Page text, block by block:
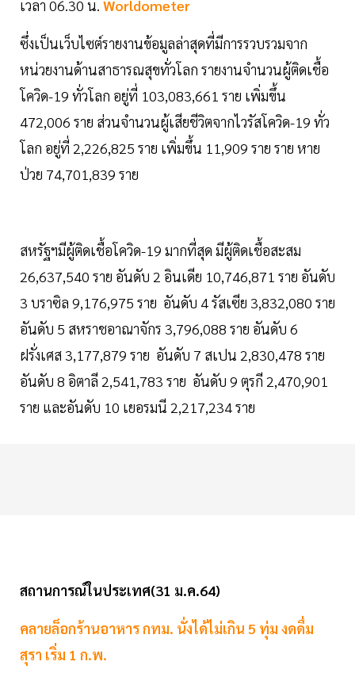
เวลา 06.30 น. Worldometer
ซึ่งเป็นเว็บไซต์รายงานข้อมูลล่าสุดที่มีการรวบรวมจาก
หน่วยงานด้านสาธารณสุขทั่วโลก รายงานจำนวนผู้ติดเชื้อ
โควิด-19 ทั่วโลก อยู่ที่ 103,083,661 ราย เพิ่มขึ้น
472,006 ราย ส่วนจำนวนผู้เสียชีวิตจากไวรัสโควิด-19 ทั่ว
โลก อยู่ที่ 2,226,825 ราย เพิ่มขึ้น 11,909 ราย ราย หาย
ป่วย 74,701,839 ราย
สหรัฐฯมีผู้ติดเชื้อโควิด-19 มากที่สุด มีผู้ติดเชื้อสะสม
26,637,540 ราย อันดับ 2 อินเดีย 10,746,871 ราย อันดับ
3 บราซิล 9,176,975 ราย อันดับ 4 รัสเซีย 3,832,080 ราย
อันดับ 5 สหราชอาณาจักร 3,796,088 ราย อันดับ 6
ฝรั่งเศส 3,177,879 ราย อันดับ 7 สเปน 2,830,478 ราย
อันดับ 8 อิตาลี 2,541,783 ราย อันดับ 9 ตุรกี 2,470,901
ราย และอันดับ 10 เยอรมนี 2,217,234 ราย
สถานการณ์ในประเทศ(31 ม.ค.64)
คลายล็อกร้านอาหาร กทม. นั่งได้ไม่เกิน 5 ทุ่ม งดดื่ม
สุรา เริ่ม 1 ก.พ.